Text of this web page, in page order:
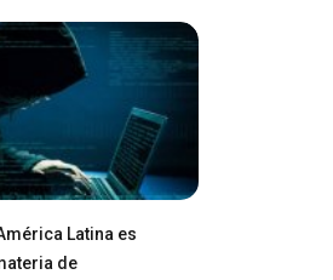
Latina es
de